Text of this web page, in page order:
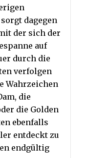
dagegen
der sich der
auf
durch die
verfolgen
Wahrzeichen
die
die Golden
ebenfalls
entdeckt zu
endgültig